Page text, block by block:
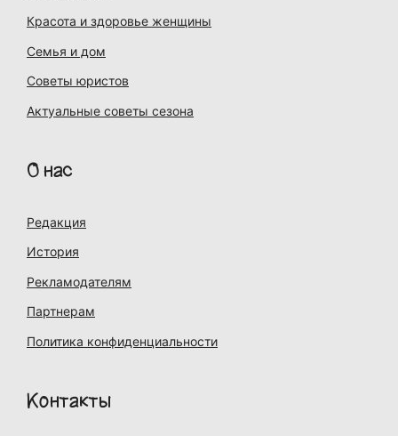
Красота и здоровье женщины
Семья и дом
Советы юристов
Актуальные советы сезона
О нас
Редакция
История
Рекламодателям
Партнерам
Политика конфиденциальности
Контакты